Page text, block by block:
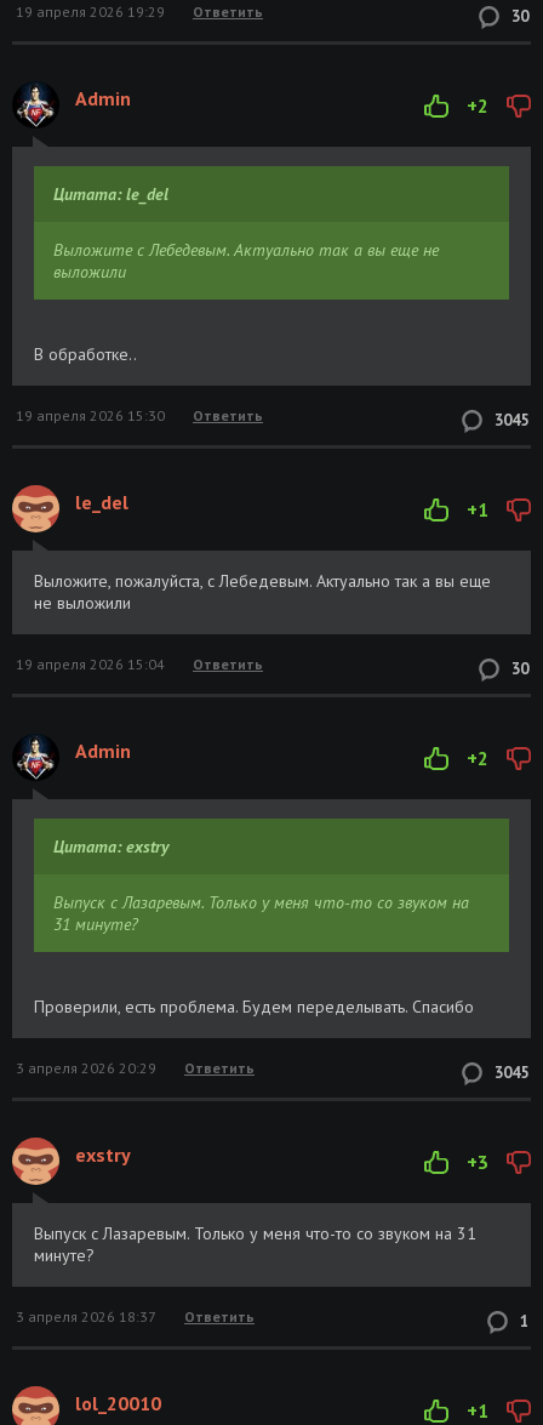
30
19 апреля 2026 19:29 Ответить
+2
Admin
Цитата: le_del
Выложите с Лебедевым. Актуально так а вы еще не
выложили
В обработке..
3045
19 апреля 2026 15:30 Ответить
+1
le_del
Выложите, пожалуйста, с Лебедевым. Актуально так а вы еще
не выложили
30
19 апреля 2026 15:04 Ответить
+2
Admin
Цитата: exstry
Выпуск с Лазаревым. Только у меня что-то со звуком на
31 минуте?
Проверили, есть проблема. Будем переделывать. Спасибо
3045
3 апреля 2026 20:29 Ответить
+3
exstry
Выпуск с Лазаревым. Только у меня что-то со звуком на 31
минуте?
1
3 апреля 2026 18:37 Ответить
+1
lol_20010